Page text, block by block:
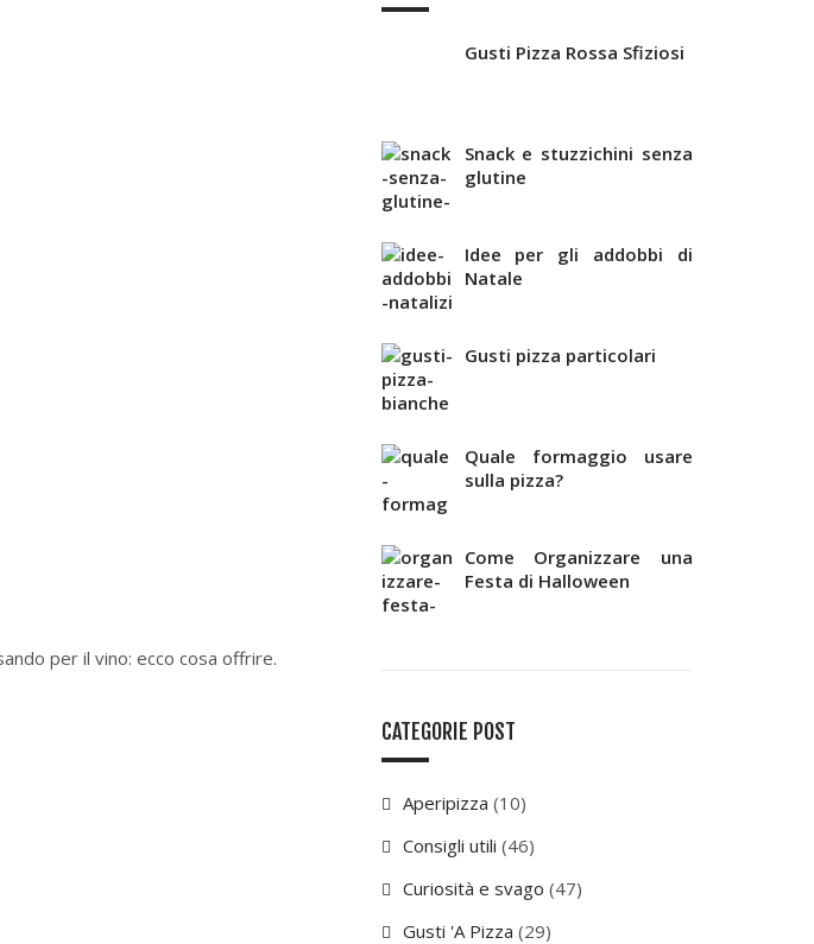
per il vino: ecco cosa offrire.
Gusti Pizza Rossa Sfiziosi
Snack e stuzzichini senza
glutine
Idee per gli addobbi di
Natale
Gusti pizza particolari
Quale formaggio usare
sulla pizza?
Come Organizzare una
Festa di Halloween
CATEGORIE POST
Aperipizza (10)
Consigli utili (46)
Curiosità e svago (47)
Gusti 'A Pizza (29)